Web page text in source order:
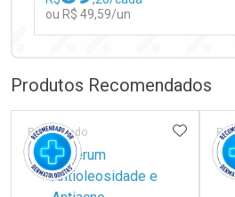
ou R$ 49,59/un
Laboratório
Por Menos
Produtos Recomendados
Patrocinado